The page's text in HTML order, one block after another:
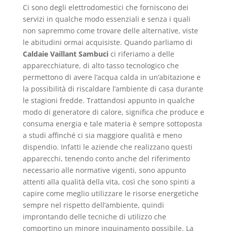
Ci sono degli elettrodomestici che forniscono dei
servizi in qualche modo essenziali e senza i quali
non sapremmo come trovare delle alternative, viste
le abitudini ormai acquisiste. Quando parliamo di
Caldaie Vaillant Sambucici riferiamo a delle
apparecchiature, di alto tasso tecnologico che
permettono di avere l’acqua calda in un’abitazione e
la possibilità di riscaldare l’ambiente di casa durante
le stagioni fredde. Trattandosi appunto in qualche
modo di generatore di calore, significa che produce e
consuma energia e tale materia è sempre sottoposta
a studi affinché ci sia maggiore qualità e meno
dispendio. Infatti le aziende che realizzano questi
apparecchi, tenendo conto anche del riferimento
necessario alle normative vigenti, sono appunto
attenti alla qualità della vita, così che sono spinti a
capire come meglio utilizzare le risorse energetiche
sempre nel rispetto dell’ambiente, quindi
improntando delle tecniche di utilizzo che
comportino un minore inquinamento possibile. La